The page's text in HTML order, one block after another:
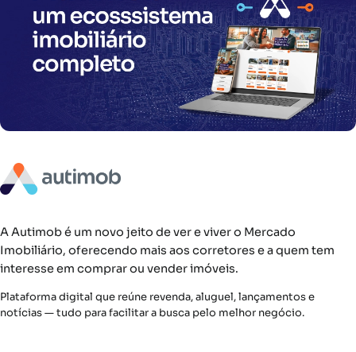
A Autimob é um novo jeito de ver e viver o Mercado
Imobiliário, oferecendo mais aos corretores e a quem tem
interesse em comprar ou vender imóveis.
Plataforma digital que reúne revenda, aluguel, lançamentos e
notícias — tudo para facilitar a busca pelo melhor negócio.